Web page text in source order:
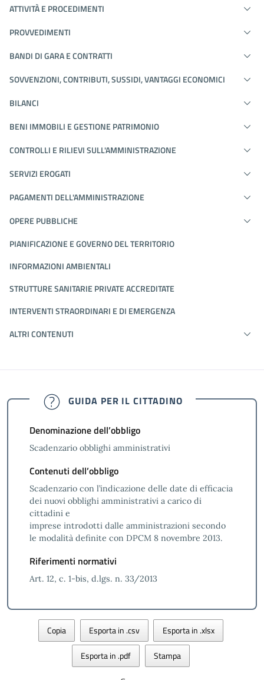
ATTIVITÀ E PROCEDIMENTI
PROVVEDIMENTI
BANDI DI GARA E CONTRATTI
SOVVENZIONI, CONTRIBUTI, SUSSIDI, VANTAGGI ECONOMICI
BILANCI
BENI IMMOBILI E GESTIONE PATRIMONIO
CONTROLLI E RILIEVI SULL'AMMINISTRAZIONE
SERVIZI EROGATI
PAGAMENTI DELL'AMMINISTRAZIONE
OPERE PUBBLICHE
PIANIFICAZIONE E GOVERNO DEL TERRITORIO
INFORMAZIONI AMBIENTALI
STRUTTURE SANITARIE PRIVATE ACCREDITATE
INTERVENTI STRAORDINARI E DI EMERGENZA
ALTRI CONTENUTI
GUIDA PER IL CITTADINO
Denominazione dell’obbligo
Scadenzario obblighi amministrativi
Contenuti dell’obbligo
Scadenzario con l’indicazione delle date di efficacia
dei nuovi obblighi amministrativi a carico di
cittadini e
imprese introdotti dalle amministrazioni secondo
le modalità definite con DPCM 8 novembre 2013.
Riferimenti normativi
Art. 12, c. 1-bis, d.lgs. n. 33/2013
Copia Esporta in .csv Esporta in .xlsx
Esporta in .pdf Stampa